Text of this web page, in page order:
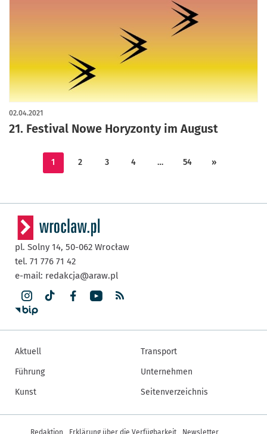
21. Festival Nowe Horyzonty im August
02.04.2021
1 2 3 4 … 54 »
pl. Solny 14, 50-062 Wrocław
tel. 71 776 71 42
e-mail: redakcja@araw.pl
Aktuell
Führung
Kunst
Transport
Unternehmen
Seitenverzeichnis
Andere Informationen
Redaktion Erklärung über die Verfügbarkeit Newsletter